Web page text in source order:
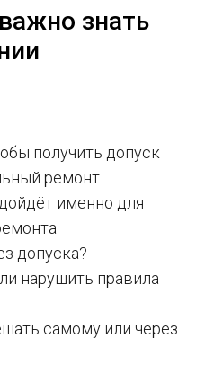
знать
получить допуск
ремонт
именно для
допуска?
нарушить правила
самому или через